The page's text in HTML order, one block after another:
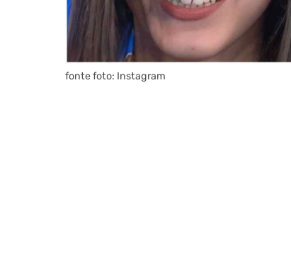
fonte foto: Instagram